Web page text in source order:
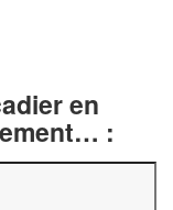
en
: